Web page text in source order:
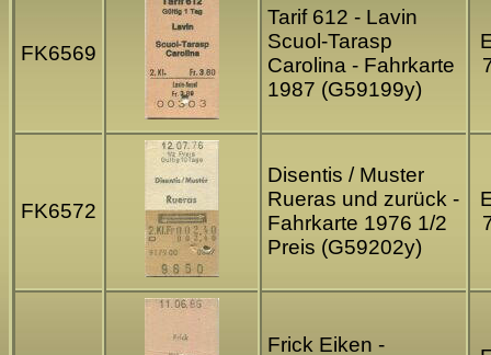
FK6569
Tarif 612 - Lavin
Scuol-Tarasp
Carolina - Fahrkarte
1987 (G59199y)
FK6572
Disentis / Muster
Rueras und zurück -
Fahrkarte 1976 1/2
Preis (G59202y)
Frick Eiken -